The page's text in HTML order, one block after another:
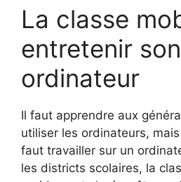
La classe
entretenir son
ordinateur
Il faut apprendre aux
utiliser les ordinateurs,
faut travailler sur un
les districts scolaires, la